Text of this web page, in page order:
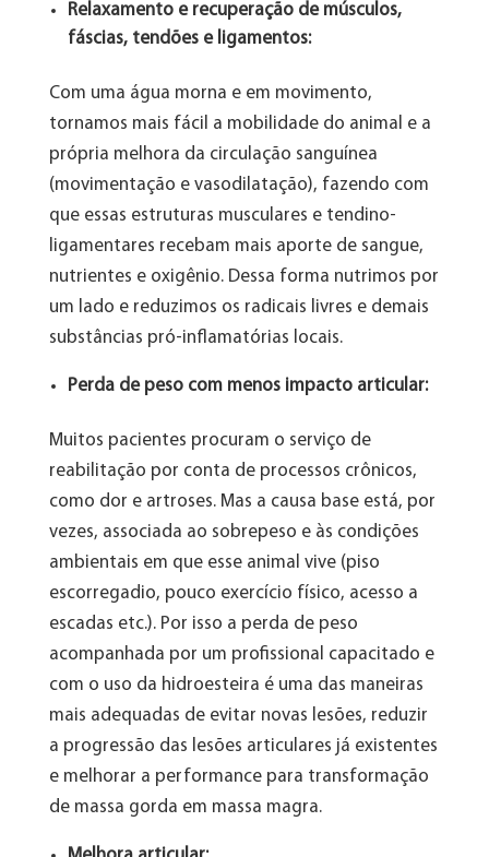
Relaxamento e recuperação de músculos,
fáscias, tendões e ligamentos:
Com uma água morna e em movimento,
tornamos mais fácil a mobilidade do animal e a
própria melhora da circulação sanguínea
(movimentação e vasodilatação), fazendo com
que essas estruturas musculares e tendino-
ligamentares recebam mais aporte de sangue,
nutrientes e oxigênio. Dessa forma nutrimos por
um lado e reduzimos os radicais livres e demais
substâncias pró-inflamatórias locais.
Perda de peso com menos impacto articular:
Muitos pacientes procuram o serviço de
reabilitação por conta de processos crônicos,
como dor e artroses. Mas a causa base está, por
vezes, associada ao sobrepeso e às condições
ambientais em que esse animal vive (piso
escorregadio, pouco exercício físico, acesso a
escadas etc.). Por isso a perda de peso
acompanhada por um profissional capacitado e
com o uso da hidroesteira é uma das maneiras
mais adequadas de evitar novas lesões, reduzir
a progressão das lesões articulares já existentes
e melhorar a performance para transformação
de massa gorda em massa magra.